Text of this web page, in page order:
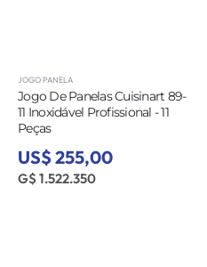
JOGO PANELA
Jogo De Panelas Cuisinart 89-
11 Inoxidável Profissional - 11
Peças
US$ 255,00
G$ 1.522.350